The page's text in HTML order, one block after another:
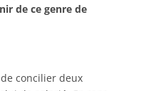
de ce genre de
de concilier deux